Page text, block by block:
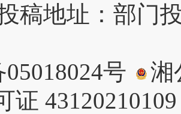
稿地址：部门
号
湘
证